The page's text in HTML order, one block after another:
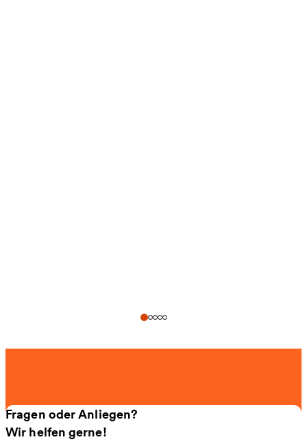
Fragen oder Anliegen?
Wir helfen gerne!